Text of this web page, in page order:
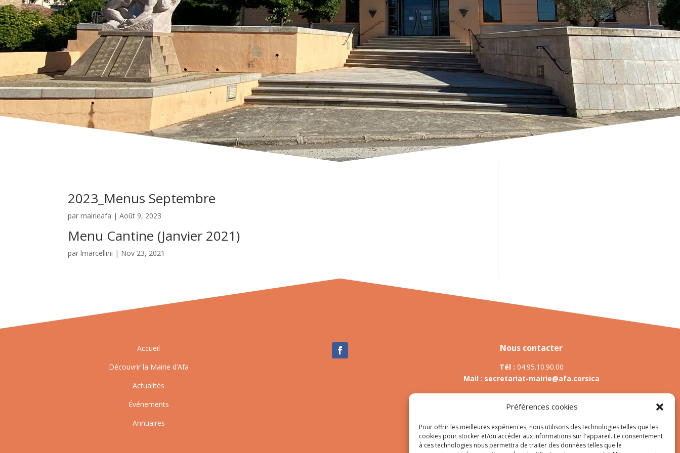
Préférences cookies
Pour offrir les meilleures expériences, nous utilisons des technologies telles que les
cookies pour stocker et/ou accéder aux informations sur l'appareil. Le consentement
à ces technologies nous permettra de traiter des données telles que le
2023_Menus Septembre
parmairieafa |Août 9, 2023
Menu Cantine (Janvier 2021)
parlmarcellini | Nov 23, 2021
Accueil
Découvrir la Mairie d’Afa
Actualités
Événements
Annuaires
Nous contacter
Tél : 04.95.10.90.00
Mail : secretariat-mairie@afa.corsica
785 Strada d’Afà – Merria 20167 Afa